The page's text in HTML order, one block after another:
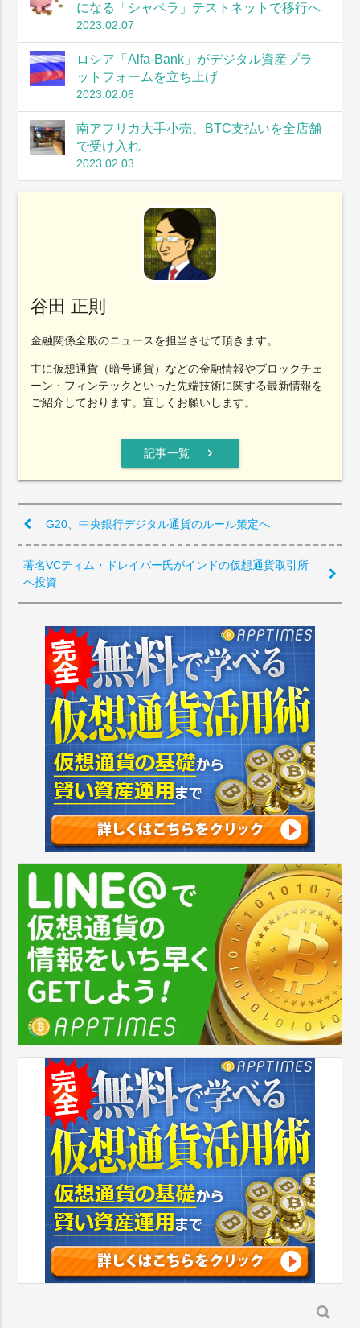
になる「シャペラ」テストネットで移行へ
2023.02.07
ロシア「Alfa-Bank」がデジタル資産プラ
ットフォームを立ち上げ
2023.02.06
南アフリカ大手小売、BTC支払いを全店舗
で受け入れ
2023.02.03
谷田 正則
金融関係全般のニュースを担当させて頂きます。
主に仮想通貨（暗号通貨）などの金融情報やブロックチェ
ーン・フィンテックといった先端技術に関する最新情報を
ご紹介しております。宜しくお願いします。
記事一覧 chevron_right
G20、中央銀行デジタル通貨のルール策定へ
著名VCティム・ドレイパー氏がインドの仮想通貨取引所
へ投資